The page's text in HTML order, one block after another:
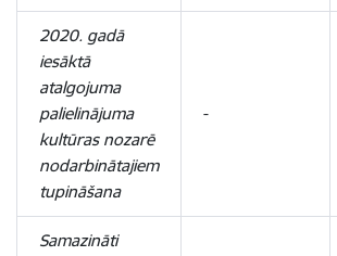
2020. gadā
iesāktā
atalgojuma
palielinājuma
kultūras nozarē
nodarbinātajiem
tupināšana
-
Samazināti